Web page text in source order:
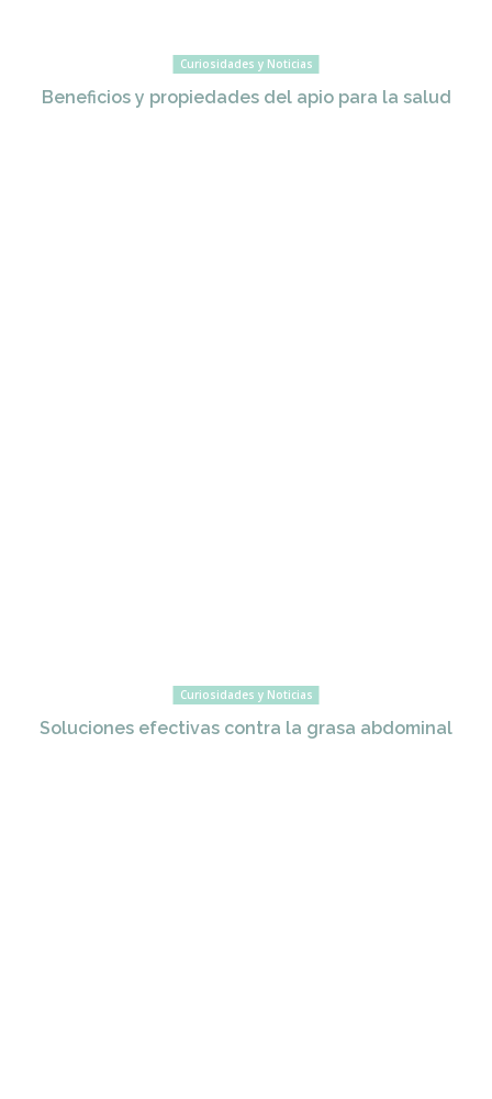
Curiosidades y Noticias
Beneficios y propiedades del apio para la salud
Curiosidades y Noticias
Soluciones efectivas contra la grasa abdominal